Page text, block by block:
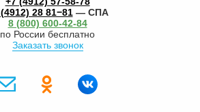
28 81−81— СПА
8 (800) 600-42-84
по России бесплатно
Заказать звонок